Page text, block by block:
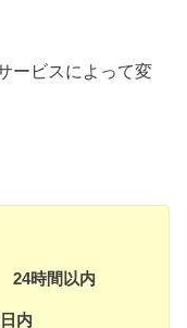
ービスによって変
時間以内
内